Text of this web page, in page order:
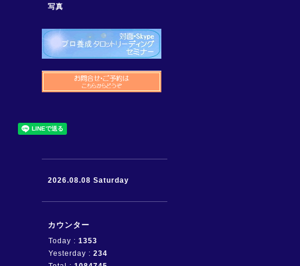
写真
2026.08.08 Saturday
カウンター
Today : 1353
Yesterday : 234